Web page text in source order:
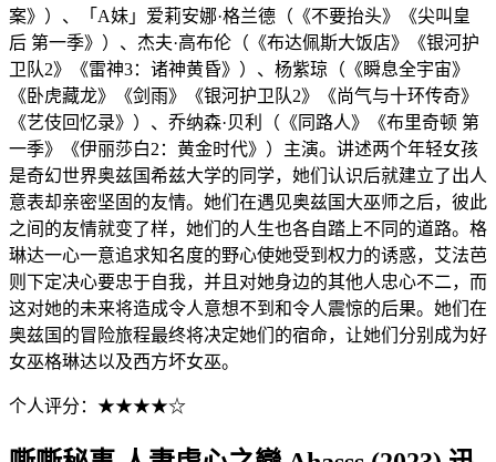
案》）、「A妹」爱莉安娜·格兰德（《不要抬头》《尖叫皇
后 第一季》）、杰夫·高布伦（《布达佩斯大饭店》《银河护
卫队2》《雷神3：诸神黄昏》）、杨紫琼（《瞬息全宇宙》
《卧虎藏龙》《剑雨》《银河护卫队2》《尚气与十环传奇》
《艺伎回忆录》）、乔纳森·贝利（《同路人》《布里奇顿 第
一季》《伊丽莎白2：黄金时代》）主演。讲述两个年轻女孩
是奇幻世界奥兹国希兹大学的同学，她们认识后就建立了出人
意表却亲密坚固的友情。她们在遇见奥兹国大巫师之后，彼此
之间的友情就变了样，她们的人生也各自踏上不同的道路。格
琳达一心一意追求知名度的野心使她受到权力的诱惑，艾法芭
则下定决心要忠于自我，并且对她身边的其他人忠心不二，而
这对她的未来将造成令人意想不到和令人震惊的后果。她们在
奥兹国的冒险旅程最终将决定她们的宿命，让她们分别成为好
女巫格琳达以及西方坏女巫。
个人评分：★★★★☆